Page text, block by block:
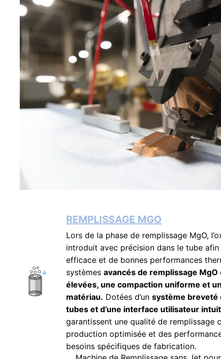
REMPLISSAGE MGO
Lors de la phase de remplissage MgO,
introduit avec précision dans le tube afin
efficace et de bonnes performances
systèmesavancés de remplissage
élevées, une compaction uniforme et
matériau. Dotées d’unsystème breveté
tubes et d’une interface utilisateur
garantissent une qualité de remplissage
production optimisée et des
besoins spécifiques de fabrication.